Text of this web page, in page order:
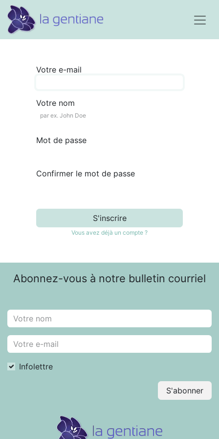
Votre e-mail
Votre nom
Mot de passe
Confirmer le mot de passe
S'inscrire
Vous avez déjà un compte ?
Abonnez-vous à notre bulletin courriel
Infolettre
S'abonner